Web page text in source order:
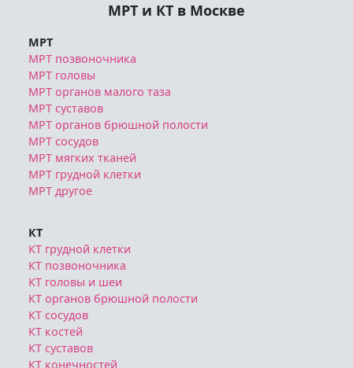
МРТ и КТ в Москве
МРТ
МРТ позвоночника
МРТ головы
МРТ органов малого таза
МРТ суставов
МРТ органов брюшной полости
МРТ сосудов
МРТ мягких тканей
МРТ грудной клетки
МРТ другое
КТ
КТ грудной клетки
КТ позвоночника
КТ головы и шеи
КТ органов брюшной полости
КТ сосудов
КТ костей
КТ суставов
КТ конечностей